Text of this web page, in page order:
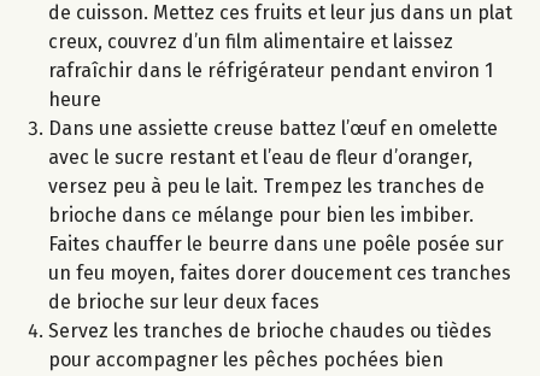
de cuisson. Mettez ces fruits et leur jus dans un plat
creux, couvrez d’un film alimentaire et laissez
rafraîchir dans le réfrigérateur pendant environ 1
heure
Dans une assiette creuse battez l’œuf en omelette
avec le sucre restant et l’eau de fleur d’oranger,
versez peu à peu le lait. Trempez les tranches de
brioche dans ce mélange pour bien les imbiber.
Faites chauffer le beurre dans une poêle posée sur
un feu moyen, faites dorer doucement ces tranches
de brioche sur leur deux faces
Servez les tranches de brioche chaudes ou tièdes
pour accompagner les pêches pochées bien